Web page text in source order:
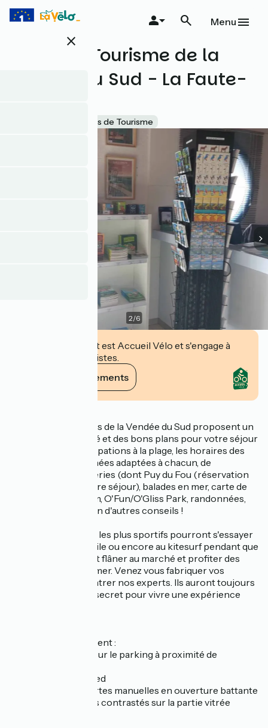
Aller
close
Menu
Office de Tourisme de la
Vendée du Sud - La Faute-
Offices de Tourisme
2/6
Cet établissement est Accueil Vélo et s'engage à
accueillir des cyclistes.
Voir ses engagements
Sur place, les experts de la Vendée du Sud proposent un
accueil personnalisé et des bons plans pour votre séjour
: les meilleures occupations à la plage, les horaires des
marées, les randonnées adaptées à chacun, de
nombreuses billetteries (dont Puy du Fou (réservation
conseillée avant votre séjour), balades en mer, carte de
pêche, zoo, aquarium, O'Fun/O'Gliss Park, randonnées,
spectacles...) ... et bien d'autres conseils !
À La Faute-sur-Mer, les plus sportifs pourront s'essayer
au golf, au char-à-voile ou encore au kitesurf pendant que
d'autres préféreront flâner au marché et profiter des
balades en bord de mer. Venez vous fabriquer vos
souvenirs et rencontrer nos experts. Ils auront toujours
un conseil, un petit secret pour vivre une expérience
Accès à l’établissement :
- Places réservées sur le parking à proximité de
- Entrée de plain-pied
- Entrée par des portes manuelles en ouverture battante
équipées d’éléments contrastés sur la partie vitrée